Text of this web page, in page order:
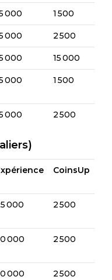
000 1 500
000 2 500
000 15 000
000 1 500
000 2 500
CoinsUp
000 2 500
000 2 500
000 2 500